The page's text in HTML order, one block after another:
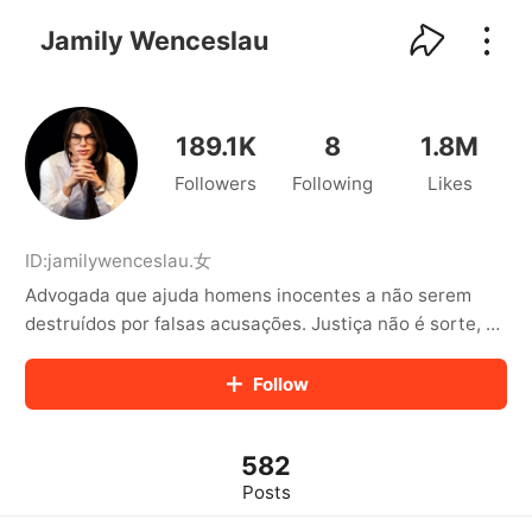
Jamily Wenceslau
189.1K
Followers
8
Following
1.8M
Likes
ID:jamilywenceslau.女
Advogada que ajuda homens inocentes a não serem
destruídos por falsas acusações. Justiça não é sorte, é
https://www.jamilywenceslau.com.br/manualdohomemin
Follow
582
Posts
kwaikwaikwaikwaikwaikwaikwaikwaikwaikwaikwaikwai
kwaikwaikwaikwaikwaikwaikwaikwai
kwaikwaikwaikwaikwaikwaikwaikwai
kwaikwaikwaikwaikwaikwaikwaikwaikwaikwaikwaikwai
kwaikwaikwaikwaikwaikwaikwaikwai
kwaikwaikwaikwaikwaikwaikwaikwaikwaikwaikwaikwai
kwaikwaikwaikwaikwaikwaikwaikwai
kwaikwaikwaikwaikwaikwaikwaikwai
kwaikwaikwaikwaikwaikwaikwaikwaikwaikwaikwaikwai
kwaikwaikwaikwaikwaikwaikwaikwai
kwaikwaikwaikwaikwaikwaikwaikwaikwaikwaikwaikwai
kwaikwaikwaikwaikwaikwaikwaikwai
kwaikwaikwaikwaikwaikwaikwaikwaikwaikwaikwaikwai
kwaikwaikwaikwaikwaikwaikwaikwai
kwaikwaikwaikwaikwaikwaikwaikwai
kwaikwaikwaikwaikwaikwaikwaikwaikwaikwaikwaikwai